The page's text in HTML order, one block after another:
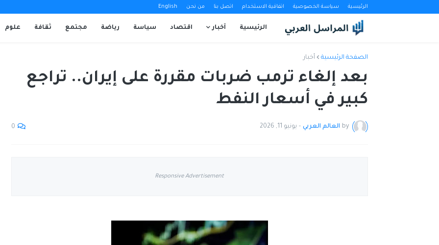
الرئيسية سياسة الخصوصية اتفاقية الاستخدام اتصل بنا من نحن English
الرئيسية آخبار اقتصاد سياسة رياضة مجتمع ثقافة علوم
الصفحة الرئيسية أخبار
بعد إلغاء ترمب ضربات مقررة على إيران.. تراجع
كبير في أسعار النفط
by العالم العربي - يونيو 11, 2026 0
Responsive Advertisement